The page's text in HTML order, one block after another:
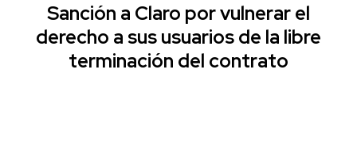
Sanción a Claro por vulnerar el
derecho a sus usuarios de la libre
terminación del contrato